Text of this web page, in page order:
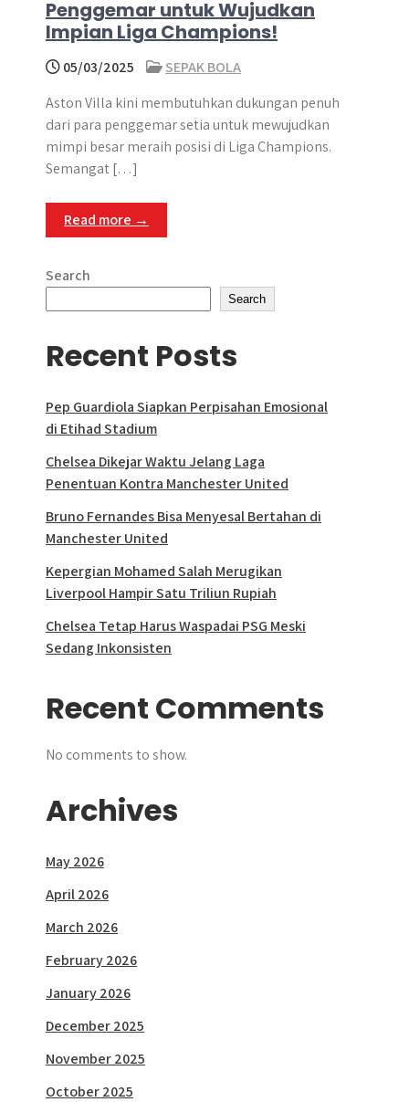
Penggemar untuk Wujudkan
Impian Liga Champions!
05/03/2025
SEPAK BOLA
Aston Villa kini membutuhkan dukungan penuh
dari para penggemar setia untuk mewujudkan
mimpi besar meraih posisi di Liga Champions.
Semangat […]
Read more →
Search
Search
Recent Posts
Pep Guardiola Siapkan Perpisahan Emosional
di Etihad Stadium
Chelsea Dikejar Waktu Jelang Laga
Penentuan Kontra Manchester United
Bruno Fernandes Bisa Menyesal Bertahan di
Manchester United
Kepergian Mohamed Salah Merugikan
Liverpool Hampir Satu Triliun Rupiah
Chelsea Tetap Harus Waspadai PSG Meski
Sedang Inkonsisten
Recent Comments
No comments to show.
Archives
May 2026
April 2026
March 2026
February 2026
January 2026
December 2025
November 2025
October 2025